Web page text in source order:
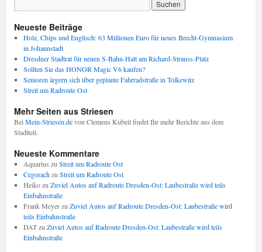
Neueste Beiträge
Holz, Chips und Englisch: 63 Millionen Euro für neues Brecht-Gymnasium
in Johannstadt
Dresdner Stadtrat für neuen S-Bahn-Halt am Richard-Strauss-Platz
Sollten Sie das HONOR Magic V6 kaufen?
Senioren ärgern sich über geplante Fahrradstraße in Tolkewitz
Streit um Radroute Ost
Mehr Seiten aus Striesen
Bei Mein-Striesen.devon Clemens Kubeil findet Ihr mehr Berichte aus dem
Stadtteil.
Neueste Kommentare
Aquarius zu Streit um Radroute Ost
Cegorachzu Streit um Radroute Ost
Heikozu Zuviel Autos auf Radroute Dresden-Ost: Laubestraße wird teils
Einbahnstraße
Frank Meyerzu Zuviel Autos auf Radroute Dresden-Ost: Laubestraße wird
teils Einbahnstraße
DATzu Zuviel Autos auf Radroute Dresden-Ost: Laubestraße wird teils
Einbahnstraße